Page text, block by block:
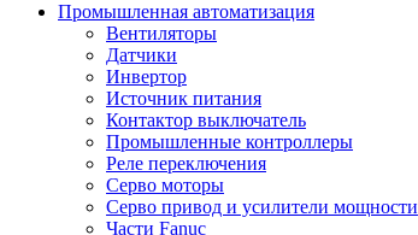
Промышленная автоматизация
Вентиляторы
Датчики
Инвертор
Источник питания
Контактор выключатель
Промышленные контроллеры
Реле переключения
Серво моторы
Серво привод и усилители мощности
Части Fanuc